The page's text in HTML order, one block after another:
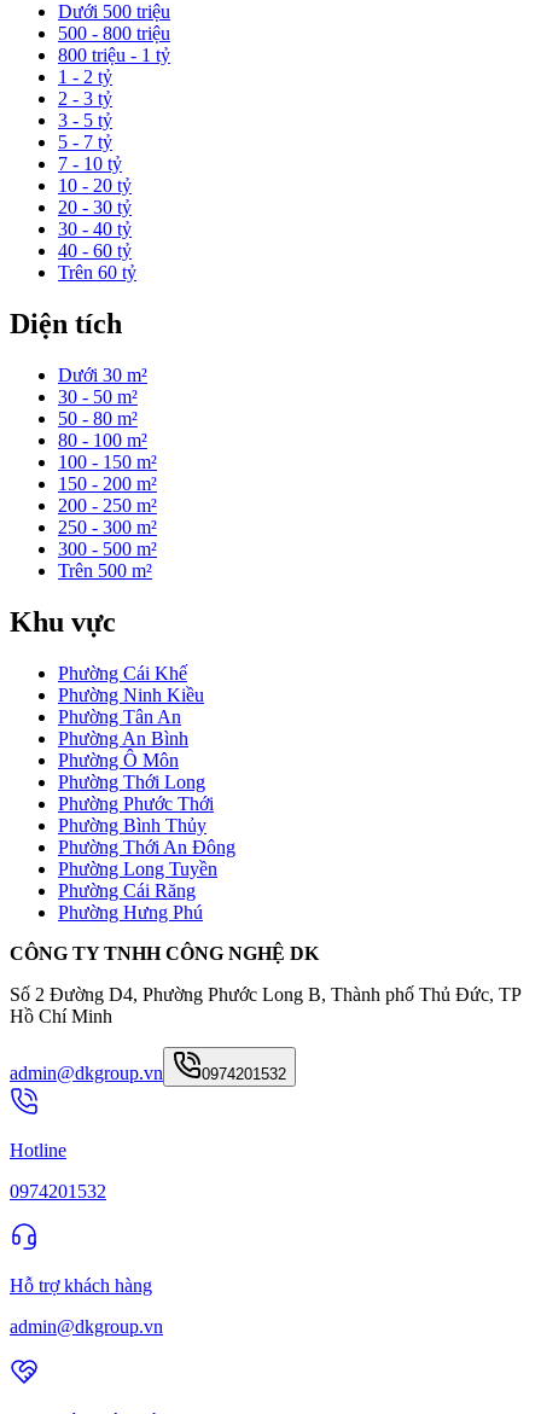
Dưới 500 triệu
500 - 800 triệu
800 triệu - 1 tỷ
1 - 2 tỷ
2 - 3 tỷ
3 - 5 tỷ
5 - 7 tỷ
7 - 10 tỷ
10 - 20 tỷ
20 - 30 tỷ
30 - 40 tỷ
40 - 60 tỷ
Trên 60 tỷ
Diện tích
Dưới 30 m²
30 - 50 m²
50 - 80 m²
80 - 100 m²
100 - 150 m²
150 - 200 m²
200 - 250 m²
250 - 300 m²
300 - 500 m²
Trên 500 m²
Khu vực
Phường Cái Khế
Phường Ninh Kiều
Phường Tân An
Phường An Bình
Phường Ô Môn
Phường Thới Long
Phường Phước Thới
Phường Bình Thủy
Phường Thới An Đông
Phường Long Tuyền
Phường Cái Răng
Phường Hưng Phú
CÔNG TY TNHH CÔNG NGHỆ DK
Số 2 Đường D4, Phường Phước Long B, Thành phố Thủ Đức, TP
Hồ Chí Minh
admin@dkgroup.vn 0974201532
Hotline
0974201532
Hỗ trợ khách hàng
admin@dkgroup.vn